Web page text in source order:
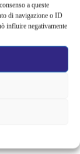
a queste
di navigazione o ID
influire negativamente
PALAZZO
durata di
illustri della
di
presenza delle
Scala di